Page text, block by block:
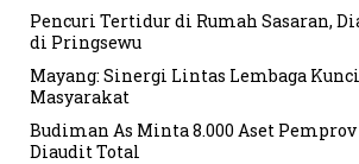
Pencuri Tertidur di Rumah Sasaran,
di Pringsewu
Mayang: Sinergi Lintas Lembaga
Masyarakat
Budiman As Minta 8.000 Aset
Diaudit Total